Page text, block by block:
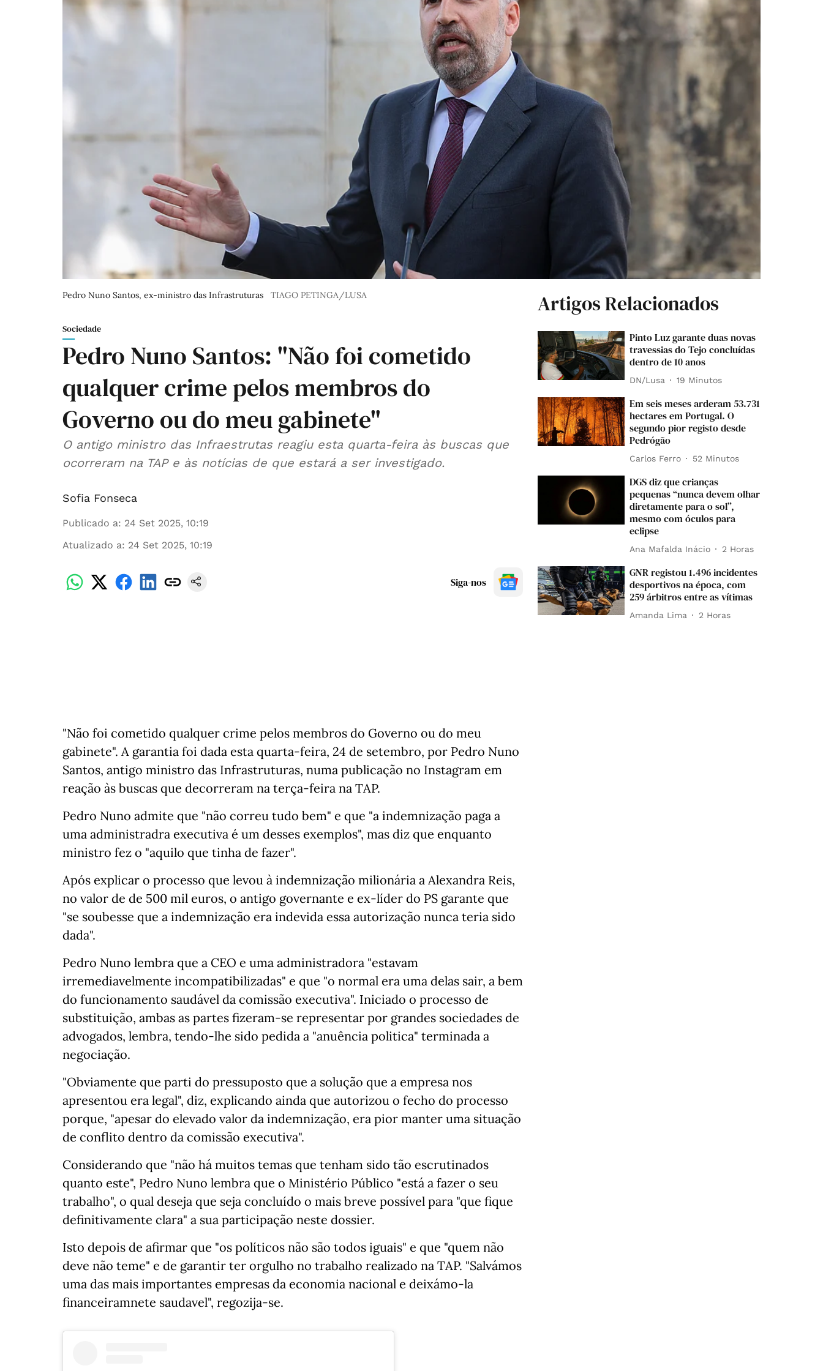
Pedro Nuno Santos, ex-ministro das Infrastruturas TIAGO PETINGA/LUSA
Sociedade
Pedro Nuno Santos: "Não foi cometido
qualquer crime pelos membros do
Governo ou do meu gabinete"
O antigo ministro das Infraestrutas reagiu esta quarta-feira às buscas que
ocorreram na TAP e às notícias de que estará a ser investigado.
Sofia Fonseca
Publicado a: 24 Set 2025, 10:19
Atualizado a: 24 Set 2025, 10:19
Siga-nos
"Não foi cometido qualquer crime pelos membros do Governo ou do meu
gabinete". A garantia foi dada esta quarta-feira, 24 de setembro, por Pedro Nuno
Santos, antigo ministro das Infrastruturas, numa publicação no Instagram em
reação às buscas que decorreram na terça-feira na TAP.
Pedro Nuno admite que "não correu tudo bem" e que "a indemnização paga a
uma administradra executiva é um desses exemplos", mas diz que enquanto
ministro fez o "aquilo que tinha de fazer".
Após explicar o processo que levou à indemnização milionária a Alexandra Reis,
no valor de de 500 mil euros, o antigo governante e ex-líder do PS garante que
"se soubesse que a indemnização era indevida essa autorização nunca teria sido
dada".
Pedro Nuno lembra que a CEO e uma administradora "estavam
irremediavelmente incompatibilizadas" e que "o normal era uma delas sair, a bem
do funcionamento saudável da comissão executiva". Iniciado o processo de
substituição, ambas as partes fizeram-se representar por grandes sociedades de
advogados, lembra, tendo-lhe sido pedida a "anuência politica" terminada a
negociação.
"Obviamente que parti do pressuposto que a solução que a empresa nos
apresentou era legal", diz, explicando ainda que autorizou o fecho do processo
porque, "apesar do elevado valor da indemnização, era pior manter uma situação
de conflito dentro da comissão executiva".
Considerando que "não há muitos temas que tenham sido tão escrutinados
quanto este", Pedro Nuno lembra que o Ministério Público "está a fazer o seu
trabalho", o qual deseja que seja concluído o mais breve possível para "que fique
definitivamente clara" a sua participação neste dossier.
Isto depois de afirmar que "os políticos não são todos iguais" e que "quem não
deve não teme" e de garantir ter orgulho no trabalho realizado na TAP. "Salvámos
uma das mais importantes empresas da economia nacional e deixámo-la
financeiramnete saudavel", regozija-se.
Artigos Relacionados
Pinto Luz garante duas novas
travessias do Tejo concluídas
dentro de 10 anos
DN/Lusa 19 Minutos
Em seis meses arderam 53.731
hectares em Portugal. O
segundo pior registo desde
Pedrógão
Carlos Ferro 52 Minutos
DGS diz que crianças
pequenas “nunca devem olhar
diretamente para o sol”,
mesmo com óculos para
eclipse
Ana Mafalda Inácio 2 Horas
GNR registou 1.496 incidentes
desportivos na época, com
259 árbitros entre as vítimas
Amanda Lima 2 Horas